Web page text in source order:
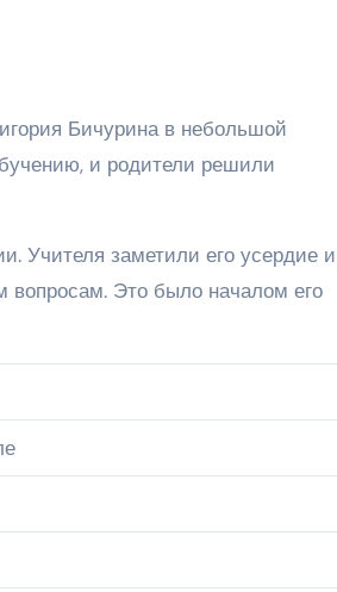
Бичурина в небольшой
и родители решили
Учителя заметили его усердие и
вопросам. Это было началом его